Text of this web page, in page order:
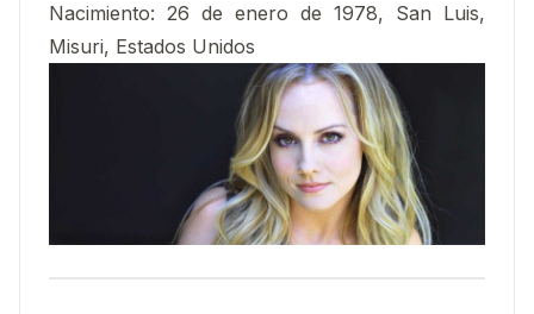
Nacimiento: 26 de enero de 1978, San Luis,
Misuri, Estados Unidos